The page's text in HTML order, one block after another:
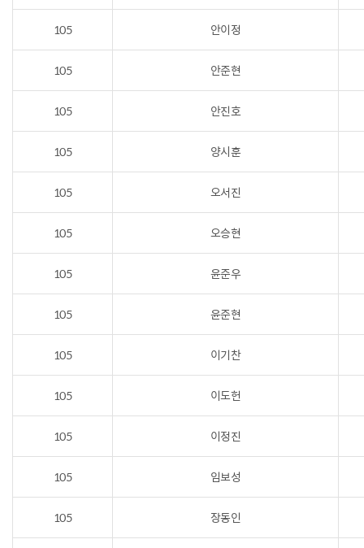
105 안이정
105 안준현
105 안진호
105 양시훈
105 오서진
105 오승현
105 윤준우
105 윤준현
105 이기찬
105 이도헌
105 이정진
105 임보성
105 장동인